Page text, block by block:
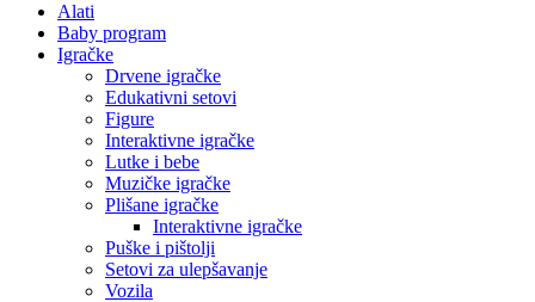
Alati
Baby program
Igračke
Drvene igračke
Edukativni setovi
Figure
Interaktivne igračke
Lutke i bebe
Muzičke igračke
Plišane igračke
Interaktivne igračke
Puške i pištolji
Setovi za ulepšavanje
Vozila